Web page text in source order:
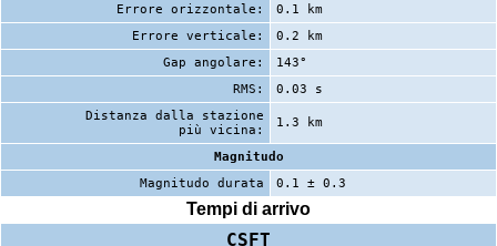
Errore orizzontale:
0.1 km
Errore verticale:
0.2 km
Gap angolare:
143°
RMS:
0.03 s
Distanza dalla stazione
più vicina:
1.3 km
Magnitudo
Magnitudo durata
0.1 ± 0.3
Tempi di arrivo
CSFT